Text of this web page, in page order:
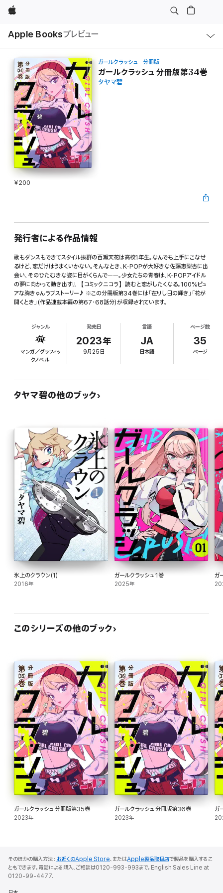
Apple
Apple Booksプレビュー
ル
ガールクラッシュ 分冊版
ガールクラッシュ 分冊版第34巻
タヤマ碧
¥200
発行者による作品情報
歌もダンスもできてスタイル抜群の百瀬天花は高校1年生。なんでも上手にこなせ
るけど、恋だけはうまくいかない。そんなとき、K-POPが大好きな佐藤恵梨杏に出
会い、そのひたむきな姿に目がくらんで――。少女たちの青春は、K-POPアイドル
の夢に向かって動き出す!! 【コミックニコラ】読むと恋がしたくなる。100%ピュ
アな胸きゅんラブストーリー♪ ※この分冊版第34巻には「在りし日の輝き」「花が
開くとき」(作品連載本編の第67・68話分)が収録されています。
ジャンル
マンガ／グラフィッ
クノベル
発売日
2023年
9月25日
言語
JA
日本語
ページ数
35
ページ
タヤマ碧の他のブック
氷上のクラウン(1)
2016年
ガールクラッシュ 1巻
2025年
ガ
このシリーズの他のブック
ガールクラッシュ 分冊版第35巻
2023年
ガールクラッシュ 分冊版第36巻
2023年
ガ
そのほかの購入方法： お近くのApple Store、またはApple製品取扱店で製品を購入するこ
ともできます。電話による購入、ご相談は0120-993-993まで。English Sales Line at
0120-99-4477.